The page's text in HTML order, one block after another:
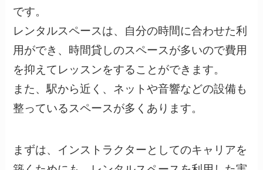
です。
レンタルスペースは、自分の時間に合わせた利
用ができ、時間貸しのスペースが多いので費用
を抑えてレッスンをすることができます。
また、駅から近く、ネットや音響などの設備も
整っているスペースが多くあります。
まずは、インストラクターとしてのキャリアを